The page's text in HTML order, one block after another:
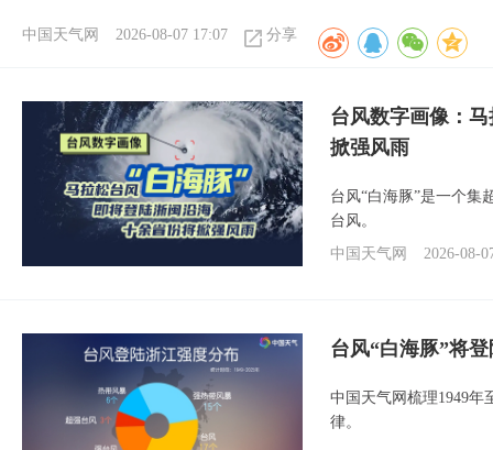
中国天气网 2026-08-07 17:07 分享
台风数字画像：
掀强风雨
台风“白海豚”是一个集
台风。
中国天气网
2026-08-
台风“白海豚”将
中国天气网梳理1949年
律。